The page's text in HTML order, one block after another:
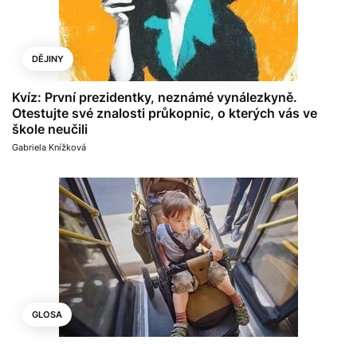
DĚJINY
Kvíz: První prezidentky, neznámé vynálezkyně.
Otestujte své znalosti průkopnic, o kterých vás ve
škole neučili
Gabriela Knížková
GLOSA